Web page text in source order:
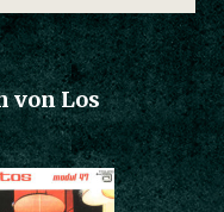
von Los